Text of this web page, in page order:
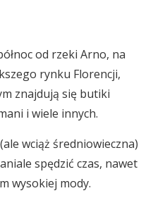
od rzeki Arno, na
rynku Florencji,
znajdują się butiki
i wiele innych.
wciąż średniowieczna)
spędzić czas, nawet
wysokiej mody.